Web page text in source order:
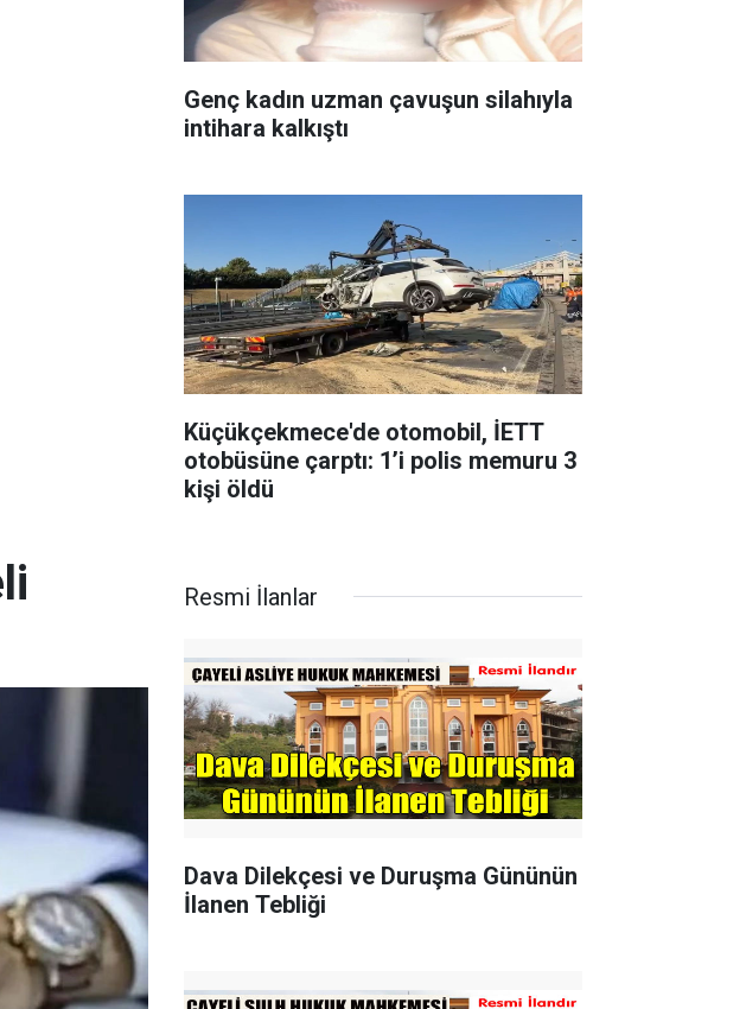
Genç kadın uzman çavuşun silahıyla
intihara kalkıştı
Küçükçekmece'de otomobil, İETT
otobüsüne çarptı: 1’i polis memuru 3
kişi öldü
Resmi İlanlar
Dava Dilekçesi ve Duruşma Gününün
İlanen Tebliği